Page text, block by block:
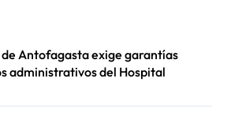
Antofagasta exige garantías
administrativos del Hospital